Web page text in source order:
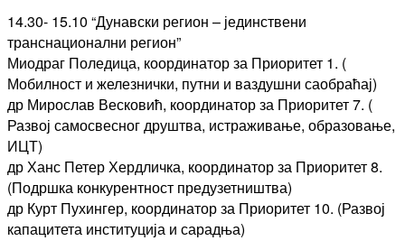
14.30- 15.10 “Дунавски регион – јединствени
транснационални регион”
Миодраг Поледица, координатор за Приоритет 1. (
Мобилност и железнички, путни и ваздушни саобраћај)
др Мирослав Весковић, координатор за Приоритет 7. (
Развој самосвесног друштва, истраживање, образовање,
ИЦТ)
др Ханс Петер Хердличка, координатор за Приоритет 8.
(Подршка конкурентност предузетништва)
др Курт Пухингер, координатор за Приоритет 10. (Развој
капацитета институција и сарадња)